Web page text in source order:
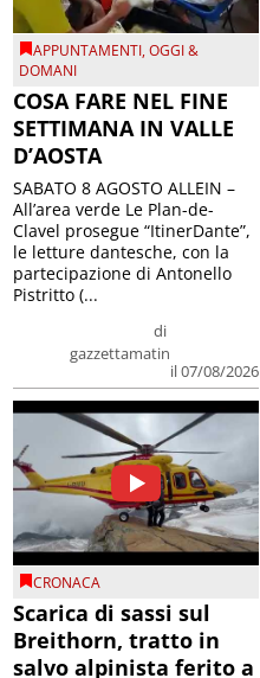
APPUNTAMENTI,OGGI &
DOMANI
COSA FARE NEL FINE
SETTIMANA IN VALLE
D’AOSTA
di
gazzettamatin
il 07/08/2026
SABATO 8 AGOSTO ALLEIN –
All’area verde Le Plan-de-
Clavel prosegue “ItinerDante”,
le letture dantesche, con la
partecipazione di Antonello
Pistritto (...
CRONACA
Scarica di sassi sul
Breithorn, tratto in
salvo alpinista ferito a